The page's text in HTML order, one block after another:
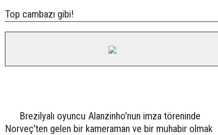
Top cambazı gibi!
Brezilyalı oyuncu Alanzinho'nun imza töreninde
Norveç'ten gelen bir kameraman ve bir muhabir olmak